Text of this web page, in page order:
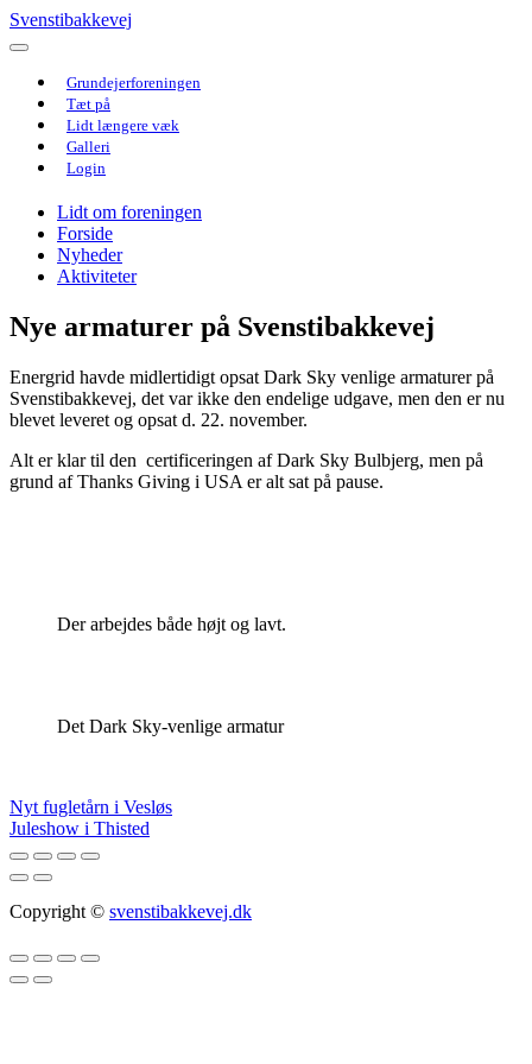
Svenstibakkevej
Grundejerforeningen
Tæt på
Lidt længere væk
Galleri
Login
Lidt om foreningen
Forside
Nyheder
Aktiviteter
Nye armaturer på Svenstibakkevej
Energrid havde midlertidigt opsat Dark Sky venlige armaturer på
Svenstibakkevej, det var ikke den endelige udgave, men den er nu
blevet leveret og opsat d. 22. november.
Alt er klar til den certificeringen af Dark Sky Bulbjerg, men på
grund af Thanks Giving i USA er alt sat på pause.
Der arbejdes både højt og lavt.
Det Dark Sky-venlige armatur
Indlægsnavigation
Nyt fugletårn i Vesløs
Juleshow i Thisted
Copyright © svenstibakkevej.dk